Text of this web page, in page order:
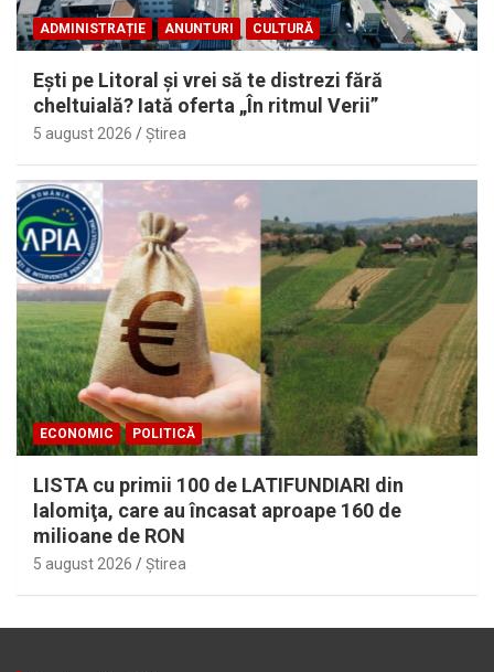
ADMINISTRAȚIE ANUNTURI CULTURĂ
Eşti pe Litoral şi vrei să te distrezi fără
cheltuială? Iată oferta „În ritmul Verii”
5 august 2026 Ştirea
ECONOMIC POLITICĂ
LISTA cu primii 100 de LATIFUNDIARI din
Ialomiţa, care au încasat aproape 160 de
milioane de RON
5 august 2026 Ştirea